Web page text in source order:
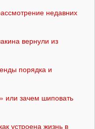
недавних
вернули из
порядка и
или зачем шиповать
устроена жизнь в